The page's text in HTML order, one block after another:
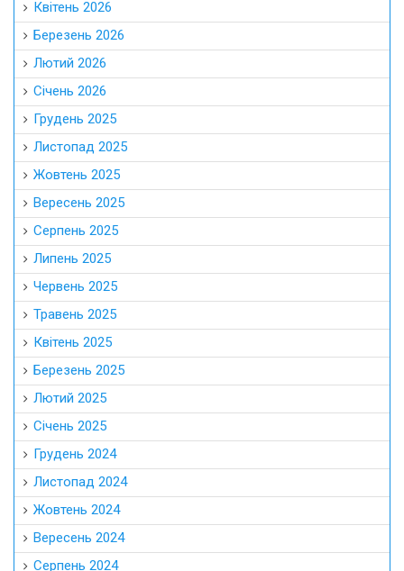
Квітень 2026
Березень 2026
Лютий 2026
Січень 2026
Грудень 2025
Листопад 2025
Жовтень 2025
Вересень 2025
Серпень 2025
Липень 2025
Червень 2025
Травень 2025
Квітень 2025
Березень 2025
Лютий 2025
Січень 2025
Грудень 2024
Листопад 2024
Жовтень 2024
Вересень 2024
Серпень 2024